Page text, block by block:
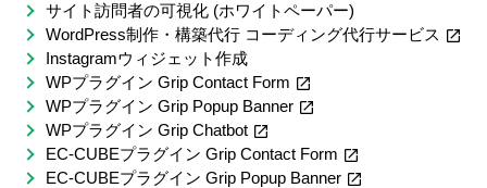
サイト訪問者の可視化 (ホワイトペーパー)
WordPress制作・構築代行 コーディング代行サービス
Instagramウィジェット作成
WPプラグイン Grip Contact Form
WPプラグイン Grip Popup Banner
WPプラグイン Grip Chatbot
EC-CUBEプラグイン Grip Contact Form
EC-CUBEプラグイン Grip Popup Banner